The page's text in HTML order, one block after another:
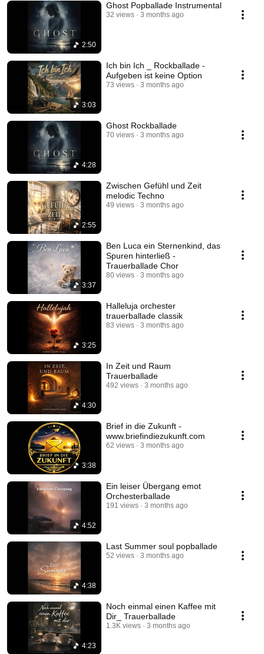
2:50
Ghost Popballade Instrumental
32 views 3 months ago
3:03
Ich bin Ich _ Rockballade -
Aufgeben ist keine Option
73 views 3 months ago
4:28
Ghost Rockballade
70 views 3 months ago
2:55
Zwischen Gefühl und Zeit
melodic Techno
49 views 3 months ago
3:37
Ben Luca ein Sternenkind, das
Spuren hinterließ -
Trauerballade Chor
80 views 3 months ago
3:25
Halleluja orchester
trauerballade classik
83 views 3 months ago
4:30
In Zeit und Raum
Trauerballade
492 views 3 months ago
3:38
Brief in die Zukunft -
www.briefindiezukunft.com
62 views 3 months ago
4:52
Ein leiser Übergang emot
Orchesterballade
191 views 3 months ago
4:38
Last Summer soul popballade
52 views 3 months ago
4:23
Noch einmal einen Kaffee mit
Dir_ Trauerballade
1.3K views 3 months ago